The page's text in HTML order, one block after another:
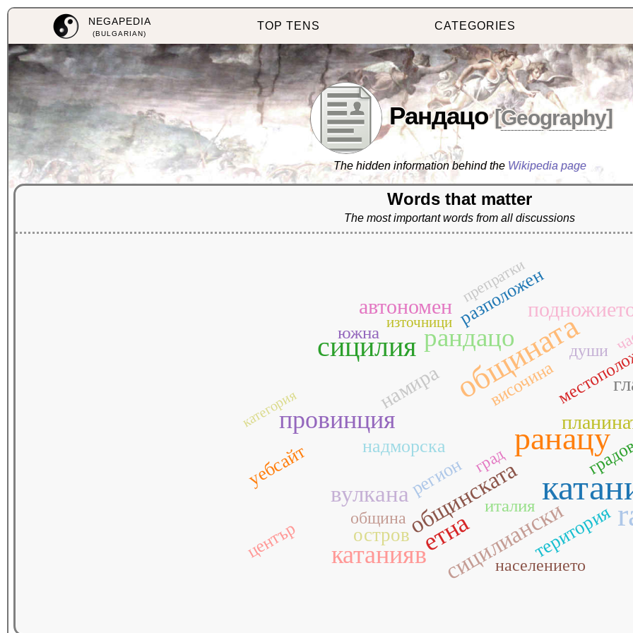
NEGAPEDIA
(BULGARIAN)
TOP TENS CATEGORIES
Рандацо [Geography]
The hidden information behind the Wikipedia page
Words that matter
The most important words from all discussions
ранацу
общината
сицилия рандацо
етна
катанияв
провинция
вулканаобщинската
сицилиански
автономен
намира
остров територия
надморска
разположен
регион
уебсайт
височина
италия
център
южна
души
населението
община
град
препратки
източници
категория